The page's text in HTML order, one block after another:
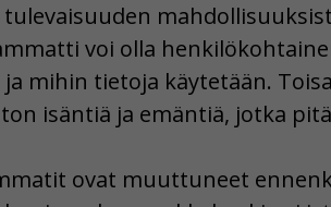
voi olla
mihin tietoja käytetään.
isäntiä ja emäntiä, jotka
ovat muuttuneet